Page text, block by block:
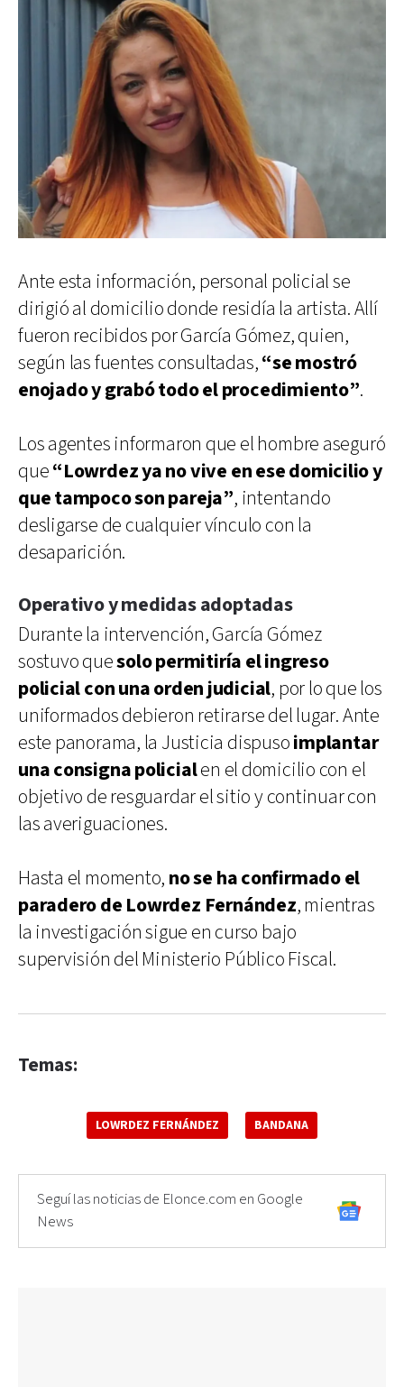
Ante esta información, personal policial se
dirigió al domicilio donde residía la artista. Allí
fueron recibidos por García Gómez, quien,
según las fuentes consultadas,“se mostró
enojado y grabó todo el procedimiento”.
Los agentes informaron que el hombre aseguró
que“Lowrdez ya no vive en ese domicilio y
que tampoco son pareja”, intentando
desligarse de cualquier vínculo con la
desaparición.
Operativo y medidas adoptadas
Durante la intervención, García Gómez
sostuvo quesolo permitiría el ingreso
policial con una orden judicial, por lo que los
uniformados debieron retirarse del lugar. Ante
este panorama, la Justicia dispusoimplantar
una consigna policialen el domicilio con el
objetivo de resguardar el sitio y continuar con
las averiguaciones.
Hasta el momento, no se ha confirmado el
paradero de Lowrdez Fernández, mientras
la investigación sigue en curso bajo
supervisión del Ministerio Público Fiscal.
Temas:
LOWRDEZ FERNÁNDEZ BANDANA
Seguí las noticias de Elonce.com en Google
News